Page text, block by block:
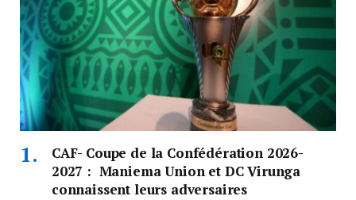
CAF- Coupe de la Confédération 2026-
2027 : Maniema Union et DC Virunga
connaissent leurs adversaires